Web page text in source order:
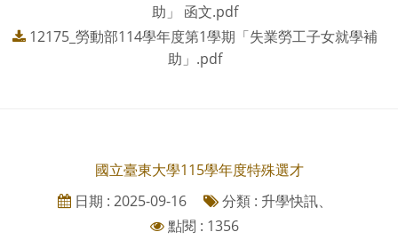
助」 函文.pdf
12175_勞動部114學年度第1學期「失業勞工子女就學補
助」.pdf
國立臺東大學115學年度特殊選才
日期 : 2025-09-16
分類 : 升學快訊、
點閱 : 1356